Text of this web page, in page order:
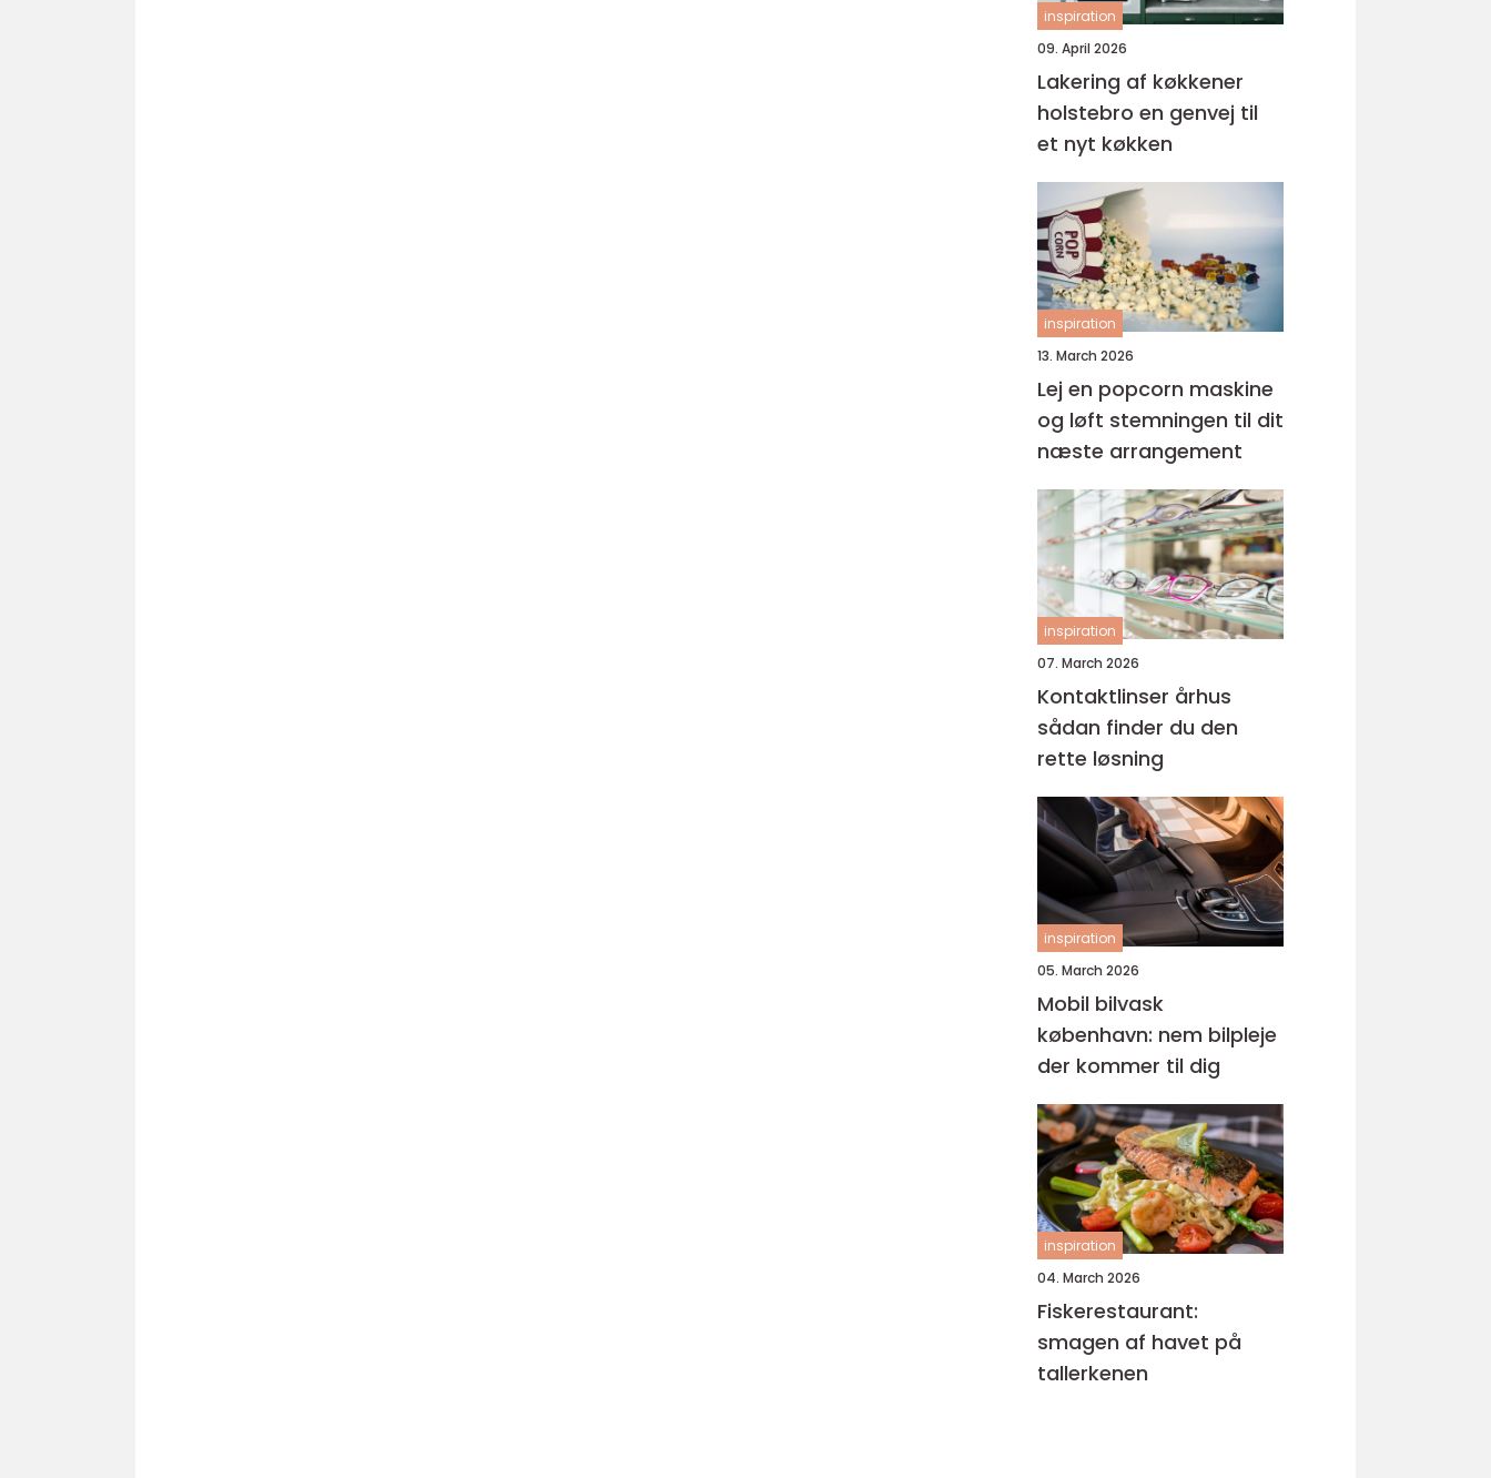
inspiration
09. April 2026
Lakering af køkkener
holstebro en genvej til
et nyt køkken
inspiration
13. March 2026
Lej en popcorn maskine
og løft stemningen til dit
næste arrangement
inspiration
07. March 2026
Kontaktlinser århus
sådan finder du den
rette løsning
inspiration
05. March 2026
Mobil bilvask
københavn: nem bilpleje
der kommer til dig
inspiration
04. March 2026
Fiskerestaurant:
smagen af havet på
tallerkenen